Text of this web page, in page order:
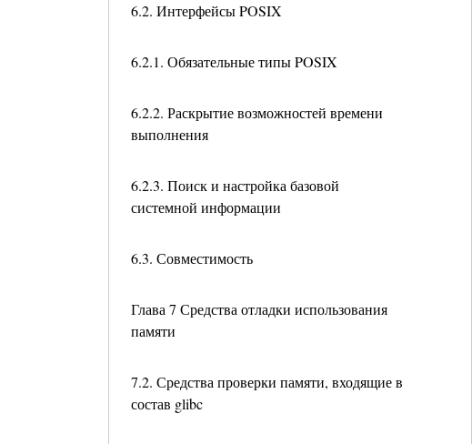
6.2. Интерфейсы POSIX
6.2.1. Обязательные типы POSIX
6.2.2. Раскрытие возможностей времени
выполнения
6.2.3. Поиск и настройка базовой
системной информации
6.3. Совместимость
Глава 7 Средства отладки использования
памяти
7.2. Средства проверки памяти, входящие в
состав glibc